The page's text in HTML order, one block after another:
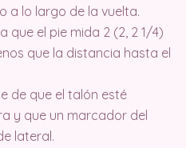
a lo largo de la vuelta.
que el pie mida 2 (2, 2 1/4)
que la distancia hasta el
de que el talón esté
y que un marcador del
lateral.